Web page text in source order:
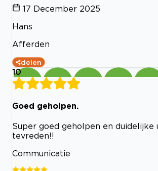
17 December 2025
Hans
Afferden
delen
10
Goed geholpen.
Super goed geholpen en duidelijke
tevreden!!
Communicatie